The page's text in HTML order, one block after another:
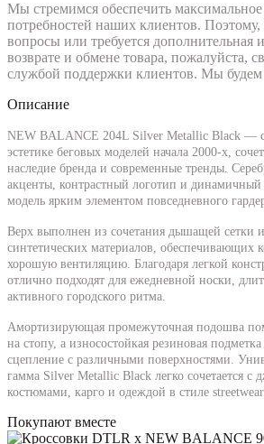
Мы стремимся обеспечить максимальное
потребностей наших клиентов. Поэтому,
вопросы или требуется дополнительная
возврате и обмене товара, пожалуйста,
службой поддержки клиентов. Мы
Описание
NEW BALANCE 204L Silver Metallic Black —
эстетике беговых моделей начала 2000-х,
наследие бренда и современные тренды.
акценты, контрастный логотип и динамичный
модель ярким элементом повседневного
Верх выполнен из сочетания дышащей сетки
синтетических материалов, обеспечивающих
хорошую вентиляцию. Благодаря легкой
отлично подходят для ежедневной носки,
активного городского ритма.
Амортизирующая промежуточная подошва
на стопу, а износостойкая резиновая
сцепление с различными поверхностями.
гамма Silver Metallic Black легко сочетается
костюмами, карго и одеждой в стиле
Покупают вместе